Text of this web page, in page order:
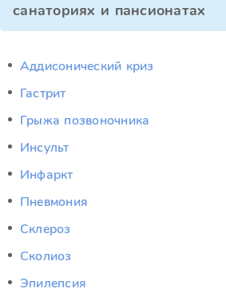
санаториях и пансионатах
Аддисонический криз
Гастрит
Грыжа позвоночника
Инсульт
Инфаркт
Пневмония
Склероз
Сколиоз
Эпилепсия